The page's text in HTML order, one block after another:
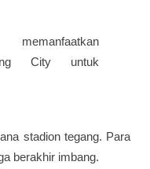
City untuk
stadion tegang. Para
berakhir imbang.